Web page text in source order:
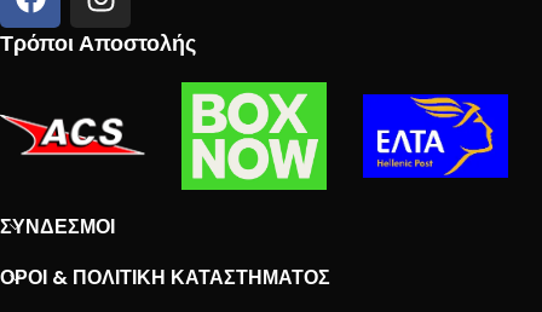
Τρόποι Αποστολής
ΣΎΝΔΕΣΜΟΙ
ΌΡΟΙ & ΠΟΛΙΤΙΚΉ ΚΑΤΑΣΤΉΜΑΤΟΣ